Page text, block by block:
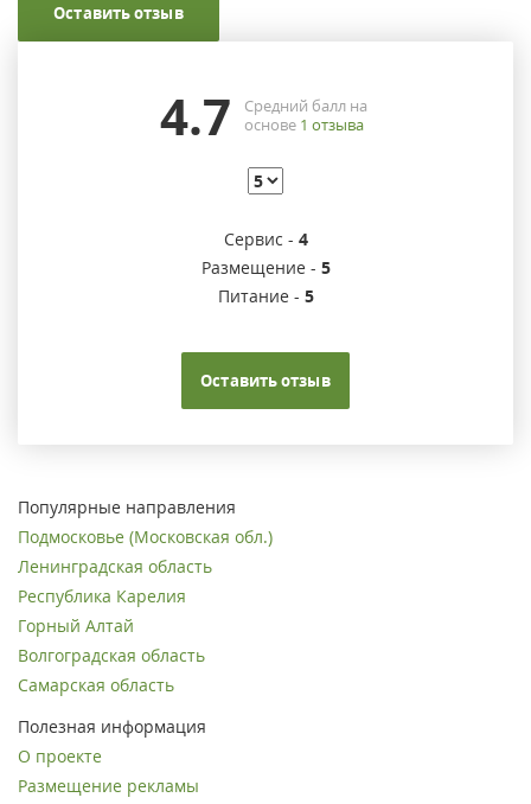
Оставить отзыв
4.7
Средний балл на
основе 1 отзыва
Сервис - 4
Размещение - 5
Питание - 5
Оставить отзыв
Популярные направления
Подмосковье (Московская обл.)
Ленинградская область
Республика Карелия
Горный Алтай
Волгоградская область
Самарская область
Полезная информация
О проекте
Размещение рекламы